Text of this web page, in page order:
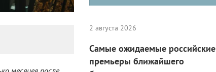
2 августа 2026
Самые ожидаемые российские
премьеры ближайшего